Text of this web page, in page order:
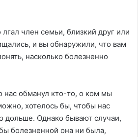
член семьи, близкий друг или
и вы обнаружили, что вам
насколько болезненно
нас обманул кто-то, о ком мы
хотелось бы, чтобы нас
дольше. Однако бывают случаи,
болезненной она ни была,